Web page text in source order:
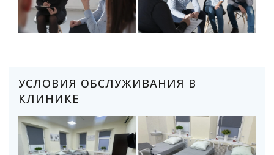
УСЛОВИЯ ОБСЛУЖИВАНИЯ В
КЛИНИКЕ